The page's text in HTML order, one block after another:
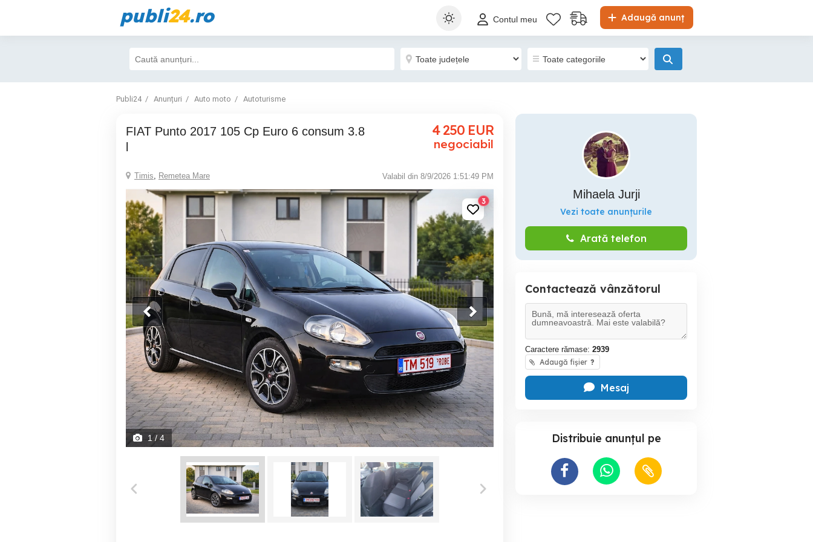
publi24.ro Adaugă anunț
Contul meu
Publi24 Anunțuri Auto moto Autoturisme
FIAT Punto 2017 105 Cp Euro 6 consum 3.8
4 250 EUR
negociabil
Timis, Remetea Mare Valabil din 8/9/2026 1:51:49 PM
3
1 / 4
Mihaela Jurji
Vezi toate anunțurile
Arată telefon
Contactează vânzătorul
Caractere rămase: 2939
Adaugă fișier ?
Mesaj
Distribuie anunțul pe